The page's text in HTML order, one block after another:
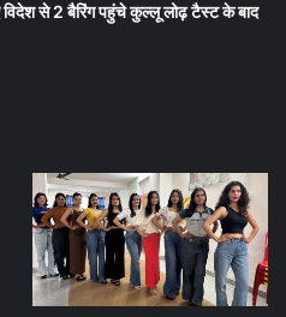
विदेश से 2 बैरिंग पहुंचे कुल्लू लोढ़ टैस्ट के बाद